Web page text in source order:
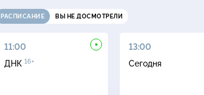
РАСПИСАНИЕ ВЫ НЕ ДОСМОТРЕЛИ
11:00
ДНК 16+
13:00
Сегодня